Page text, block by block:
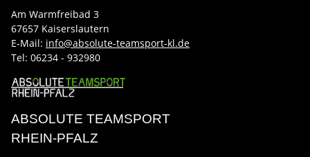
Am Warmfreibad 3
67657 Kaiserslautern
E-Mail: info@absolute-teamsport-kl.de
Tel: 06234 - 932980
ABSOLUTE TEAMSPORT
RHEIN-PFALZ